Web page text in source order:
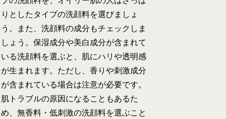
りとしたタイプの洗顔料を選びましょ
う。また、洗顔料の成分もチェックしま
しょう。保湿成分や美白成分が含まれて
いる洗顔料を選ぶと、肌にハリや透明感
が生まれます。ただし、香りや刺激成分
が含まれている場合は注意が必要です。
肌トラブルの原因になることもあるた
め、無香料・低刺激の洗顔料を選ぶこと